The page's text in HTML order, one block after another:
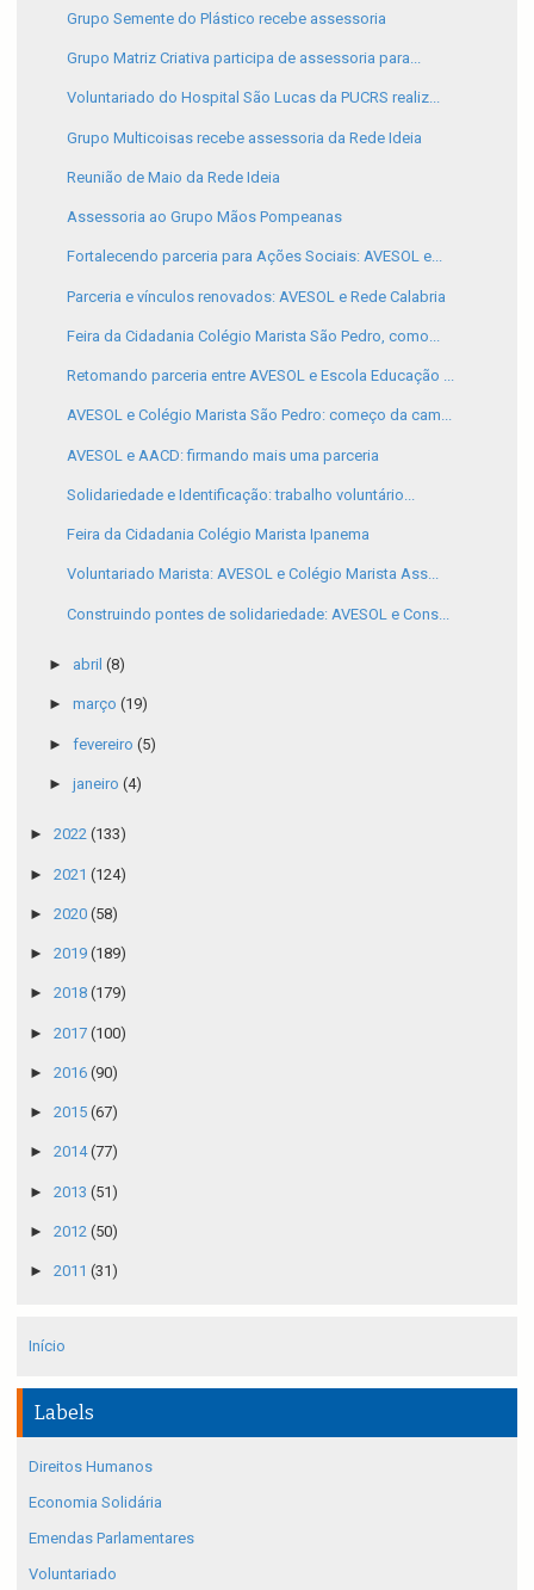
Grupo Semente do Plástico recebe assessoria
Grupo Matriz Criativa participa de assessoria para...
Voluntariado do Hospital São Lucas da PUCRS realiz...
Grupo Multicoisas recebe assessoria da Rede Ideia
Reunião de Maio da Rede Ideia
Assessoria ao Grupo Mãos Pompeanas
Fortalecendo parceria para Ações Sociais: AVESOL e...
Parceria e vínculos renovados: AVESOL e Rede Calabria
Feira da Cidadania Colégio Marista São Pedro, como...
Retomando parceria entre AVESOL e Escola Educação ...
AVESOL e Colégio Marista São Pedro: começo da cam...
AVESOL e AACD: firmando mais uma parceria
Solidariedade e Identificação: trabalho voluntário...
Feira da Cidadania Colégio Marista Ipanema
Voluntariado Marista: AVESOL e Colégio Marista Ass...
Construindo pontes de solidariedade: AVESOL e Cons...
► abril (8)
► março (19)
► fevereiro (5)
► janeiro (4)
► 2022 (133)
► 2021 (124)
► 2020 (58)
► 2019 (189)
► 2018 (179)
► 2017 (100)
► 2016 (90)
► 2015 (67)
► 2014(77)
► 2013 (51)
► 2012 (50)
► 2011 (31)
Início
Labels
Direitos Humanos
Economia Solidária
Emendas Parlamentares
Voluntariado